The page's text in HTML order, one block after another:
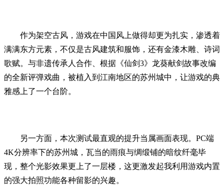
作为架空古风，游戏在中国风上做得却更为扎实，渗透着
满满东方元素，不仅是古风建筑和服饰，还有金漆木雕、诗词
歌赋。与非遗传承人合作、根据《仙剑3》龙葵献剑故事改编
的全新评弹戏曲，被植入到江南地区的苏州城中，让游戏的典
雅感上了一个台阶。
另一方面，本次测试最直观的提升当属画面表现。PC端
4K分辨率下的苏州城，瓦当的雨痕与绸缎铺的暗纹纤毫毕
现，整个光影效果更上了一层楼，这更激发起我利用游戏内置
的强大拍照功能各种留影的兴趣。